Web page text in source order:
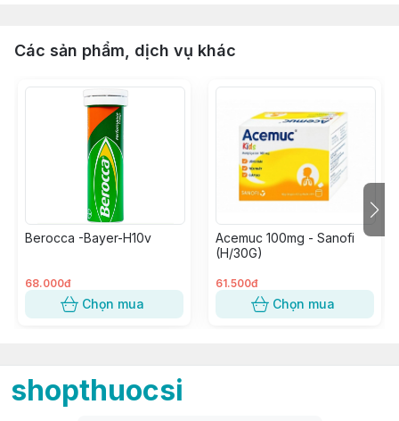
Các sản phẩm, dịch vụ khác
Berocca -Bayer-H10v
68.000đ
Chọn mua
Acemuc 100mg - Sanofi
(H/30G)
61.500đ
Chọn mua
shopthuocsi